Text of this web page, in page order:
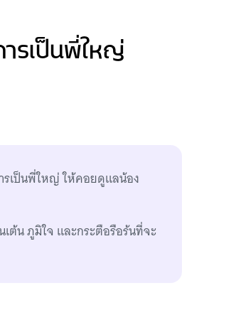
รเป็นพี่ใหญ่
รเป็นพี่ใหญ่ ให้คอยดูแลน้อง
ต้น ภูมิใจ และกระตือรือร้นที่จะ